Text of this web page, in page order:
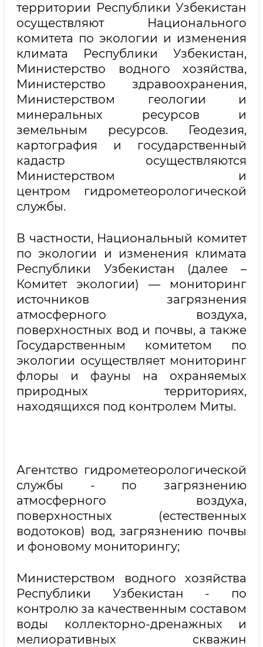
территории Республики Узбекистан
осуществляют Национального
комитета по экологии и изменения
климата Республики Узбекистан,
Министерство водного хозяйства,
Министерство здравоохранения,
Министерством геологии и
минеральных ресурсов и
земельным ресурсов. Геодезия,
картография и государственный
кадастр осуществляются
Министерством и
центром гидрометеорологической
службы.
В частности, Национальный комитет
по экологии
и изменения климата
Республики Узбекистан (далее –
Комитет экологии) — мониторинг
источников загрязнения
атмосферного воздуха,
поверхностных вод и почвы, а также
Государственным комитетом по
экологии осуществляет мониторинг
флоры и фауны на охраняемых
природных территориях,
находящихся под контролем Миты.
Агентство гидрометеорологической
службы - по загрязнению
атмосферного воздуха,
поверхностных (естественных
водотоков) вод, загрязнению почвы
и фоновому мониторингу;
Министерством водного хозяйства
Республики Узбекистан - по
контролю за качественным составом
воды коллекторно-дренажных и
мелиоративных скважин